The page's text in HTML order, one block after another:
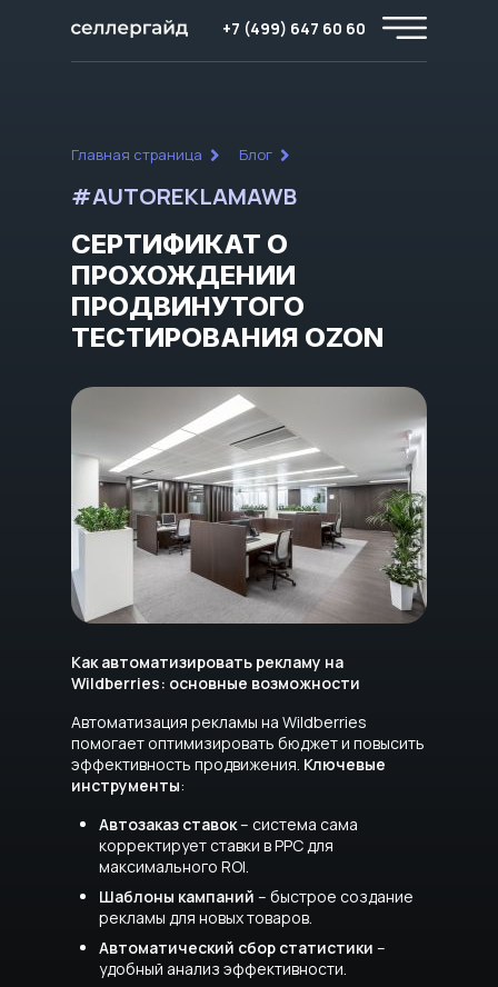
+7 (499) 647 60 60
Главная страница Блог
#AUTOREKLAMAWB
СЕРТИФИКАТ О
ПРОХОЖДЕНИИ
ПРОДВИНУТОГО
ТЕСТИРОВАНИЯ OZON
Как автоматизировать рекламу на
Wildberries: основные возможности
Автоматизация рекламы на Wildberries
помогает оптимизировать бюджет и повысить
эффективность продвижения. Ключевые
инструменты:
Автозаказ ставок– система сама
корректирует ставки в РРС для
максимального ROI.
Шаблоны кампаний – быстрое создание
рекламы для новых товаров.
Автоматический сбор статистики –
удобный анализ эффективности.